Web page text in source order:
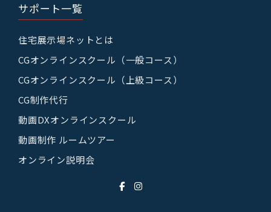
サポート一覧
住宅展示場ネットとは
CGオンラインスクール（一般コース）
CGオンラインスクール（上級コース）
CG制作代行
動画DXオンラインスクール
動画制作 ルームツアー
オンライン説明会